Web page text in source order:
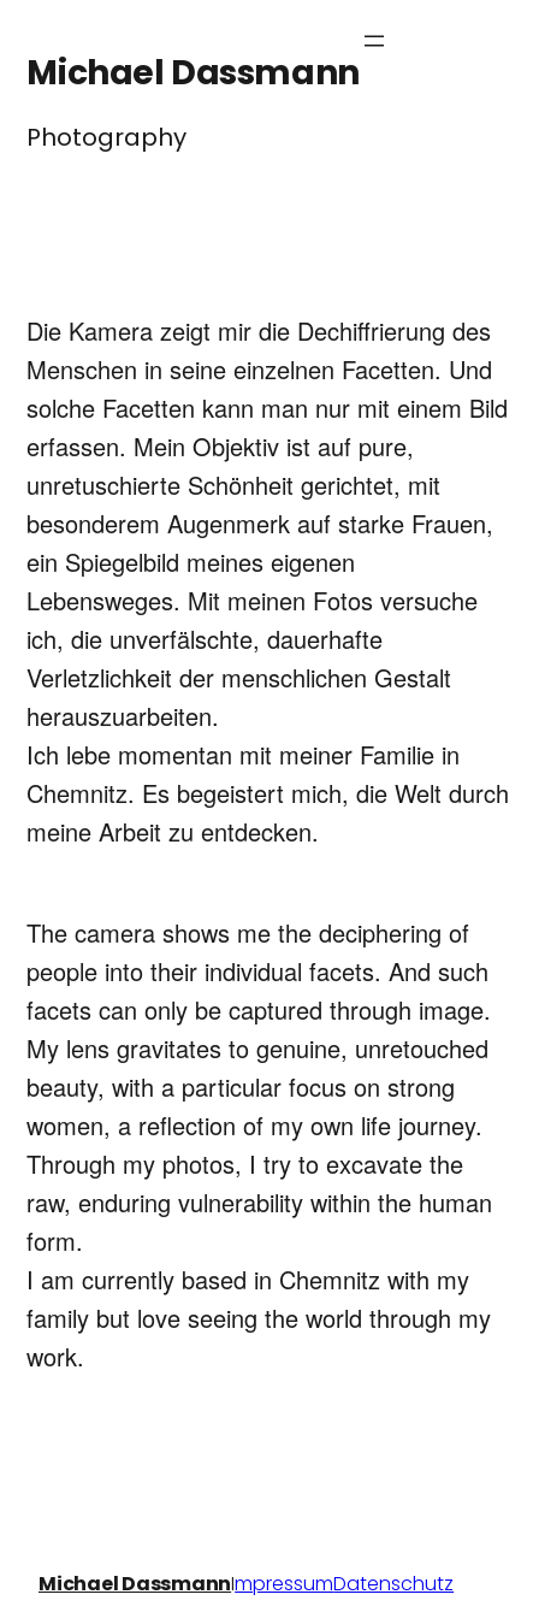
Michael Dassmann
Photography
Die Kamera zeigt mir die Dechiffrierung des
Menschen in seine einzelnen Facetten. Und
solche Facetten kann man nur mit einem Bild
erfassen. Mein Objektiv ist auf pure,
unretuschierte Schönheit gerichtet, mit
besonderem Augenmerk auf starke Frauen,
ein Spiegelbild meines eigenen
Lebensweges. Mit meinen Fotos versuche
ich, die unverfälschte, dauerhafte
Verletzlichkeit der menschlichen Gestalt
herauszuarbeiten.
Ich lebe momentan mit meiner Familie in
Chemnitz. Es begeistert mich, die Welt durch
meine Arbeit zu entdecken.
The camera shows me the deciphering of
people into their individual facets. And such
facets can only be captured through image.
My lens gravitates to genuine, unretouched
beauty, with a particular focus on strong
women, a reflection of my own life journey.
Through my photos, I try to excavate the
raw, enduring vulnerability within the human
form.
I am currently based in Chemnitz with my
family but love seeing the world through my
work.
Michael DassmannImpressumDatenschutz